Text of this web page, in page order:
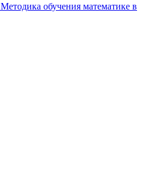
Методика обучения математике в